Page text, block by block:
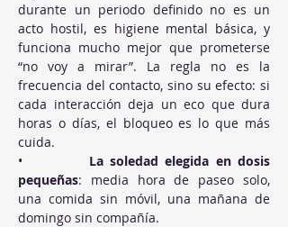
durante un periodo definido no es un
acto hostil, es higiene mental básica, y
funciona mucho mejor que prometerse
“no voy a mirar”. La regla no es la
frecuencia del contacto, sino su efecto: si
cada interacción deja un eco que dura
horas o días, el bloqueo es lo que más
cuida.
• La soledad elegida en dosis
pequeñas: media hora de paseo solo,
una comida sin móvil, una mañana de
domingo sin compañía.